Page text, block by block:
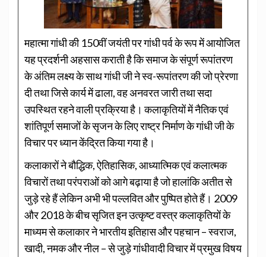
महात्मा गांधी की 150वीं जयंती पर गांधी पर्व के रूप में आयोजित
यह प्रदर्शनी अहसास कराती है कि समाज के संपूर्ण रूपांतरण
के अंतिम लक्ष्य के साथ गांधी जी ने स्व-रूपांतरण की जो प्रेरणा
दी तथा जिसे कार्य में ढाला, वह अनवरत जारी तथा सदा
उपस्थित रहने वाली प्रक्रिया है। कलाकृतियों में नैतिक एवं
शांतिपूर्ण समाजों के सृजन के लिए राष्ट्र निर्माण के गांधी जी के
विचार पर ध्यान केंद्रित किया गया है।
कलाकारों ने बौद्धिक, ऐतिहासिक, आध्यात्मिक एवं कलात्मक
विचारों तथा परंपराओं को आगे बढ़ाया है जो हालांकि अतीत से
जुड़े रहे हैं लेकिन अभी भी पल्लवित और पुष्पित होते हैं। 2009
और 2018 के बीच सृजित इन उत्कृष्ट वस्त्र कलाकृतियों के
माध्यम से कलाकार ने भारतीय इतिहास और पहचान – स्वराज,
खादी, नमक और नील – से जुड़े गांधीवादी विचार में प्रमुख विषय